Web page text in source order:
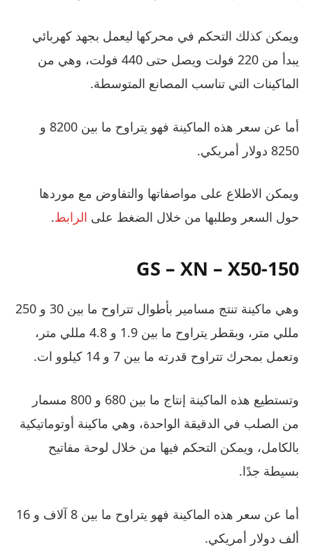
ويمكن كذلك التحكم في محركها ليعمل بجهد كهربائي
يبدأ من 220 فولت ويصل حتى 440 فولت، وهي من
الماكينات التي تناسب المصانع المتوسطة.
أما عن سعر هذه الماكينة فهو يتراوح ما بين 8200 و
8250 دولار أمريكي.
ويمكن الاطلاع على مواصفاتها والتفاوض مع موردها
حول السعر وطلبها من خلال الضغط على الرابط.
GS – XN – X50-150
وهي ماكينة تنتج مسامير بأطوال تتراوح ما بين 30 و 250
مللي متر، وبقطر يتراوح ما بين 1.9 و 4.8 مللي متر،
وتعمل بمحرك تتراوح قدرته ما بين 7 و 14 كيلوو ات.
وتستطيع هذه الماكينة إنتاج ما بين 680 و 800 مسمار
من الصلب في الدقيقة الواحدة، وهي ماكينة أوتوماتيكية
بالكامل، ويمكن التحكم فيها من خلال لوحة مفاتيح
بسيطة جدًا.
أما عن سعر هذه الماكينة فهو يتراوح ما بين 8 آلاف و 16
ألف دولار أمريكي.